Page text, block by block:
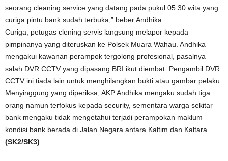
seorang cleaning service yang datang pada pukul 05.30 wita yang
curiga pintu bank sudah terbuka,” beber Andhika.
Curiga, petugas clening servis langsung melapor kepada
pimpinanya yang diteruskan ke Polsek Muara Wahau. Andhika
mengakui kawanan perampok tergolong profesional, pasalnya
salah DVR CCTV yang dipasang BRI ikut diembat. Pengambil DVR
CCTV ini tiada lain untuk menghilangkan bukti atau gambar pelaku.
Menyinggung yang diperiksa, AKP Andhika mengaku sudah tiga
orang namun terfokus kepada security, sementara warga sekitar
bank mengaku tidak mengetahui terjadi perampokan maklum
kondisi bank berada di Jalan Negara antara Kaltim dan Kaltara.
(SK2/SK3)